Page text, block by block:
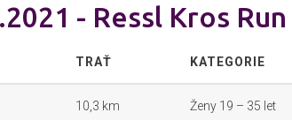
- Ressl Kros Run
TRAŤ KATEGORIE
10,3 km Ženy 19 – 35 let